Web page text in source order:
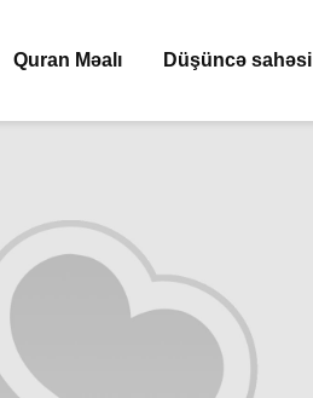
Quran Məalı Düşüncə sahəsi